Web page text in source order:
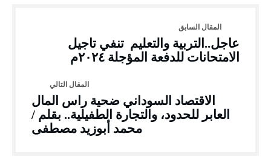
عاجل..التربية والتعليم تنفي تاجيل
الامتحانات للدفعة المؤجلة ٢٠٢٤م
الاقتصاد السوداني ضحية راس المال
العابر للحدود، والتجارة الطفيلية.. بقلم /
محمد أبوزيد مصطفى